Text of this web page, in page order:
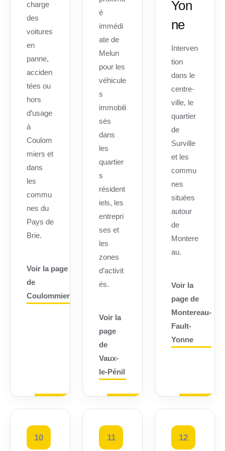
charge
des
voitures
en
panne,
acciden
tées ou
hors
d’usage
à
Coulom
miers et
dans
les
commu
nes du
Pays de
Brie.
Voir la page
de
Coulommiers
é
immédi
ate de
Melun
pour les
véhicule
s
immobili
sés
dans
les
quartier
s
résident
iels, les
entrepri
ses et
les
zones
d’activit
és.
Voir la
page
de
Vaux-
le-Pénil
Yon
ne
Interven
tion
dans le
centre-
ville, le
quartier
de
Surville
et les
commu
nes
situées
autour
de
Montere
au.
Voir la
page de
Montereau-
Fault-
Yonne
10 11 12